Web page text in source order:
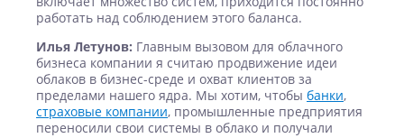
работать над соблюдением этого баланса.
Илья Летунов: Главным вызовом для облачного
бизнеса компании я считаю продвижение идеи
облаков в бизнес-среде и охват клиентов за
пределами нашего ядра. Мы хотим, чтобы банки,
страховые компании, промышленные предприятия
переносили свои системы в облако и получали